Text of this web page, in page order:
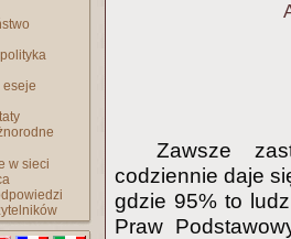
eseje
w sieci
Zawsze
codziennie daje
gdzie 95% to
Praw